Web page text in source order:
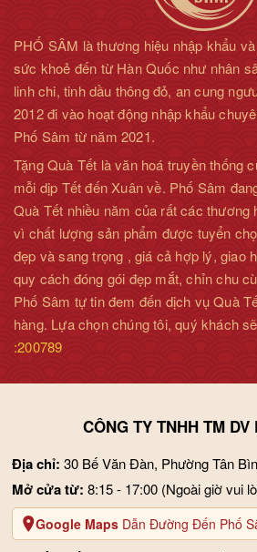
PHỐ SÂM là thương hiệu nhập khẩu
sức khoẻ đến từ Hàn Quốc như nhân
linh chi, tinh dầu thông đỏ, an cung
2012 đi vào hoạt động nhập khẩu
Phố Sâm từ năm 2021.
Tặng Quà Tết là văn hoá truyền thống
mỗi dịp Tết đến Xuân về. Phố Sâm
Quà Tết nhiều năm của rất các thương
vì chất lượng sản phẩm được tuyển
đẹp và sang trọng , giá cả hợp lý, giao
quy cách đóng gói đẹp mắt, chỉn chu
Phố Sâm tự tin đem đến dịch vụ Quà
hàng. Lựa chọn chúng tôi, quý khách
:200789
CÔNG TY TNHH TM DV
Địa chỉ: 30 Bế Văn Đàn, Phường Tân
Mở cửa từ:8:15 - 17:00 (Ngoài giờ vui
Google Maps Dẫn Đường Đến Phố